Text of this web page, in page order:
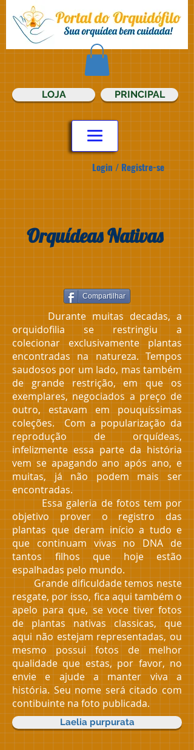
Login / Registre-se
LOJA PRINCIPAL
Orquídeas Nativas
Compartilhar
Durante muitas decadas, a
orquidofilia se restringiu a
colecionar exclusivamente plantas
encontradas na natureza. Tempos
saudosos por um lado, mas também
de grande restrição, em que os
exemplares, negociados a preço de
outro, estavam em pouquíssimas
coleções. Com a popularização da
reprodução de orquídeas,
infelizmente essa parte da história
vem se apagando ano após ano, e
muitas, já não podem mais ser
encontradas.
Essa galeria de fotos tem por
objetivo prover o registro das
plantas que deram início a tudo e
que continuam vivas no DNA de
tantos filhos que hoje estão
espalhadas pelo mundo.
Grande dificuldade temos neste
resgate, por isso, fica aqui também o
apelo para que, se voce tiver fotos
de plantas nativas classicas, que
aqui não estejam representadas, ou
mesmo possui fotos de melhor
qualidade que estas, por favor, no
envie e ajude a manter viva a
história. Seu nome será citado com
contibuinte na foto publicada.
Laelia purpurata